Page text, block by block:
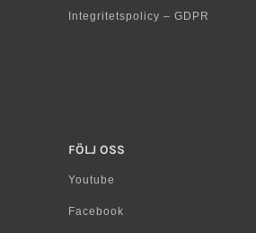
Integritetspolicy – GDPR
FÖLJ OSS
Youtube
Facebook